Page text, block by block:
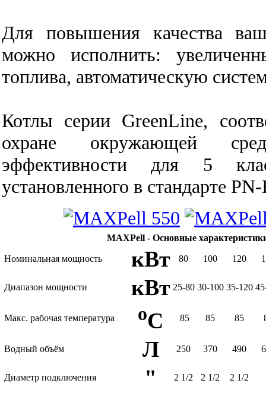
Для повышения качества
можно исполнить:
топлива, автоматическую
Котлы серии GreenLine,
охране окружающей
эффективности для 5
установленного в стандарте
MAXPell - Основные
Номинальная мощность кВт 80 100 120
Диапазон мощности кВт 25-80 30-100 35-120
Макс. рабочая температура oC 85 85 85
Водный объём Л 250 370 490
Диаметр подключения " 2 1/2 2 1/2 2 1/2